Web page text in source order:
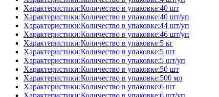
Характеристики:Количество в упаковке:40 шт
Характеристики:Количество в упаковке:40 шт/уп
Характеристики:Количество в упаковке:44 шт/уп
Характеристики:Количество в упаковке:46 шт/уп
Характеристики:Количество в упаковке:5 кг
Характеристики:Количество в упаковке:5 шт
Характеристики:Количество в упаковке:5 шт/уп
Характеристики:Количество в упаковке:50 шт
Характеристики:Количество в упаковке:500 мл
Характеристики:Количество в упаковке:6 шт
Характеристики:Количество в упаковке:6 шт/уп